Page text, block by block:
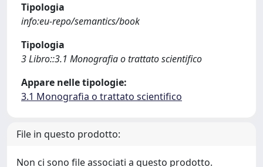
Tipologia
info:eu-repo/semantics/book
Tipologia
3 Libro::3.1 Monografia o trattato scientifico
Appare nelle tipologie:
3.1 Monografia o trattato scientifico
File in questo prodotto:
Non ci sono file associati a questo prodotto.